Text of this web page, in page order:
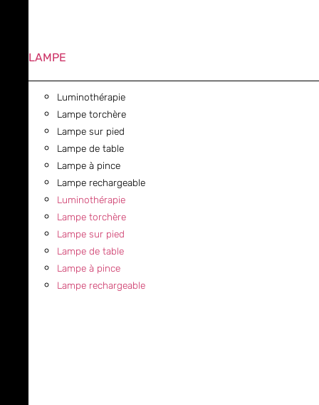
LAMPE
Luminothérapie
Lampe torchère
Lampe sur pied
Lampe de table
Lampe à pince
Lampe rechargeable
Luminothérapie
Lampe torchère
Lampe sur pied
Lampe de table
Lampe à pince
Lampe rechargeable